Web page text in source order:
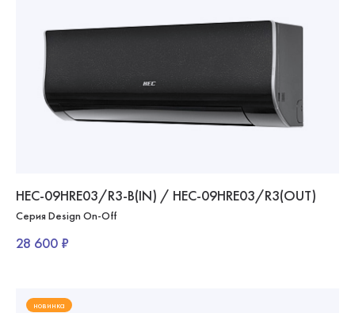
HEC-09HRE03/R3-B(IN) / HEC-09HRE03/R3(OUT)
Серия Design On-Off
28 600 ₽
новинка